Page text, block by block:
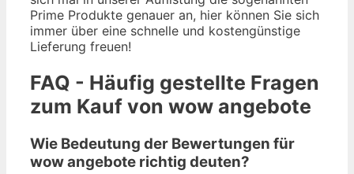
Prime Produkte genauer an, hier können Sie sich
immer über eine schnelle und kostengünstige
Lieferung freuen!
FAQ - Häufig gestellte Fragen
zum Kauf von wow angebote
Wie Bedeutung der Bewertungen für
wow angebote richtig deuten?